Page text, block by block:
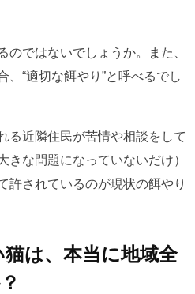
のではないでしょうか。また、
、“適切な餌やり”と呼べるでし
る近隣住民が苦情や相談をして
きな問題になっていないだけ）
許されているのが現状の餌やり
は、本当に地域全